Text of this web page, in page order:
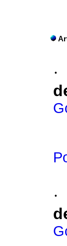
·
·